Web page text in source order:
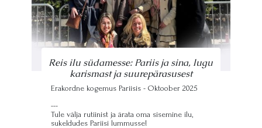
Reis ilu südamesse: Pariis ja sina, lugu
karismast ja suurepärasusest
Erakordne kogemus Pariisis - Oktoober 2025
---
Tule välja rutiinist ja ärata oma sisemine ilu,
sukeldudes Pariisi lummusse!